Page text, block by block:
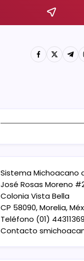
Sistema Michoacano
José Rosas Moreno
Colonia Vista Bella
CP 58090, Morelia,
Teléfono (01)
Contacto